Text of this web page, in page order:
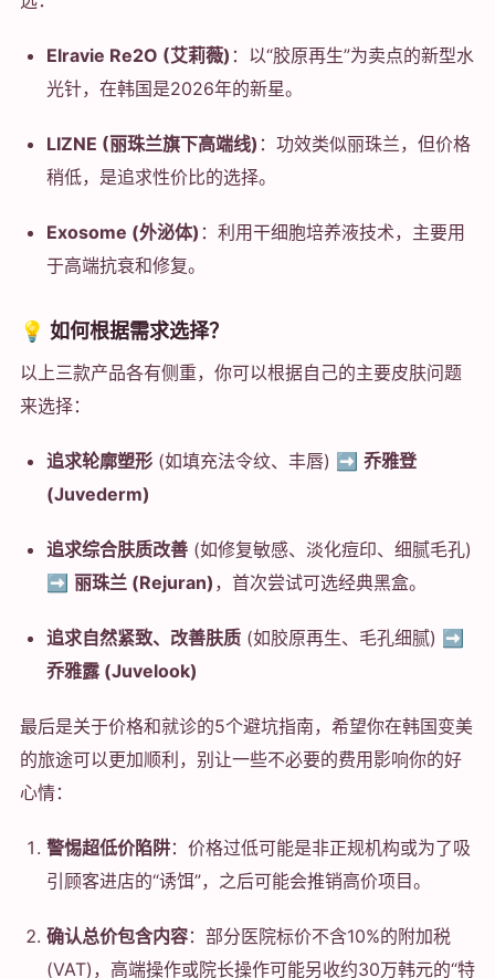
Elravie Re2O (艾莉薇) ：以“胶原再生”为卖点的新型水
光针，在韩国是2026年的新星。
LIZNE (丽珠兰旗下高端线) ：功效类似丽珠兰，但价格
稍低，是追求性价比的选择。
Exosome (外泌体) ：利用干细胞培养液技术，主要用
于高端抗衰和修复。
💡 如何根据需求选择？
以上三款产品各有侧重，你可以根据自己的主要皮肤问题
来选择：
追求轮廓塑形 (如填充法令纹、丰唇) ➡️ 乔雅登
(Juvederm)
追求综合肤质改善 (如修复敏感、淡化痘印、细腻毛孔)
➡️ 丽珠兰 (Rejuran) ，首次尝试可选经典黑盒。
追求自然紧致、改善肤质 (如胶原再生、毛孔细腻) ➡️
乔雅露 (Juvelook)
最后是关于价格和就诊的5个避坑指南，希望你在韩国变美
的旅途可以更加顺利，别让一些不必要的费用影响你的好
心情：
警惕超低价陷阱：价格过低可能是非正规机构或为了吸
引顾客进店的“诱饵”，之后可能会推销高价项目。
确认总价包含内容：部分医院标价不含10%的附加税
(VAT)，高端操作或院长操作可能另收约30万韩元的“特